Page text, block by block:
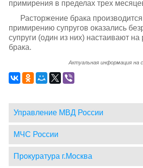
примирения в пределах трех
Расторжение брака
примирению супругов оказались
супруги (один из них) настаивают на
брака.
Актуальная информация на
Управление МВД России
МЧС России
Прокуратура г.Москва